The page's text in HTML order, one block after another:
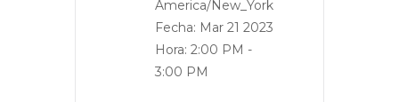
America/New_York
Fecha: Mar 21 2023
Hora: 2:00 PM -
3:00 PM